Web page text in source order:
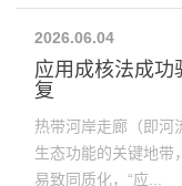
2026.06.04
应用成核法成功
复
热带河岸走廊（即河
生态功能的关键地带
易致同质化，“应...